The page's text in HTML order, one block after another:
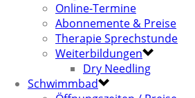
Online-Termine
Abonnemente & Preise
Therapie Sprechstunde
Weiterbildungen
Dry Needling
Schwimmbad